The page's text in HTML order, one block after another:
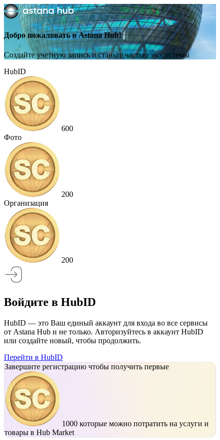
Добро пожаловать в Astana Hub!
Создайте учетную запись и станьте частью экосистемы
HubID
600
Фото
200
Организация
200
Войдите в HubID
HubID — это Ваш единый аккаунт для входа во все сервисы
от Astana Hub и не только. Авторизуйтесь в аккаунт HubID
или создайте новый, чтобы продолжить.
Перейти в HubID
Завершите регистрацию чтобы получить первые
1000 которые можно потратить на услуги и
товары в Hub Market